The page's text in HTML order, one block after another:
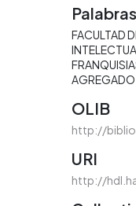
FACULTAD
AGREGADO
OLIB
http://
URI
http://